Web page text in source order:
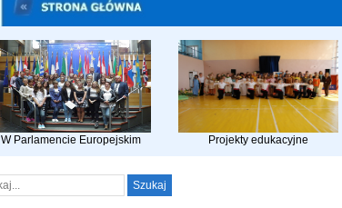
W Parlamencie Europejskim Projekty edukacyjne